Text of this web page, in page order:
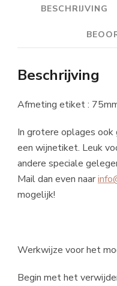
BESCHRIJVING
Beschrijving
Afmeting etiket :
In grotere oplages
een wijnetiket. Leuk
andere speciale
Mail dan even naar
mogelijk!
Werkwijze voor het
Begin met het